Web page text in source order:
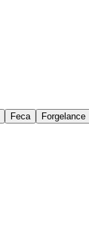
Feca Forgelance